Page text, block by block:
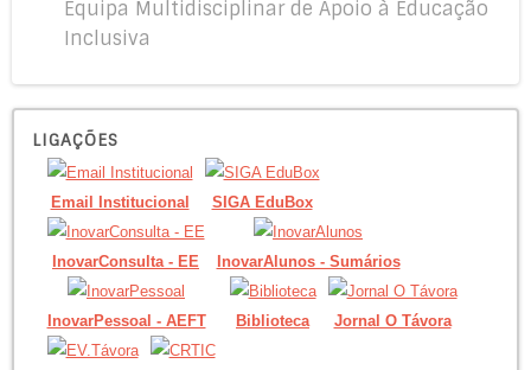
Equipa Multidisciplinar de Apoio à Educação
Inclusiva
LIGAÇÕES
Email Institucional SIGA EduBox
InovarConsulta - EE InovarAlunos - Sumários
InovarPessoal - AEFT Biblioteca Jornal O Távora